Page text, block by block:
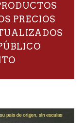
PRECIOS